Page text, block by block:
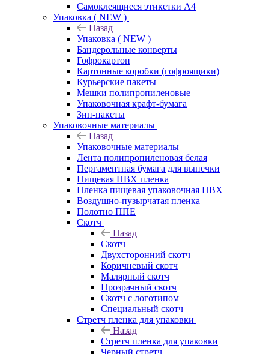
Самоклеящиеся этикетки А4
Упаковка ( NEW )
Назад
Упаковка ( NEW )
Бандерольные конверты
Гофрокартон
Картонные коробки (гофроящики)
Курьерские пакеты
Мешки полипропиленовые
Упаковочная крафт-бумага
Зип-пакеты
Упаковочные материалы
Назад
Упаковочные материалы
Лента полипропиленовая белая
Пергаментная бумага для выпечки
Пищевая ПВХ пленка
Пленка пищевая упаковочная ПВХ
Воздушно-пузырчатая пленка
Полотно ППЕ
Скотч
Назад
Скотч
Двухсторонний скотч
Коричневый скотч
Малярный скотч
Прозрачный скотч
Скотч с логотипом
Специальный скотч
Стретч пленка для упаковки
Назад
Стретч пленка для упаковки
Черный стретч